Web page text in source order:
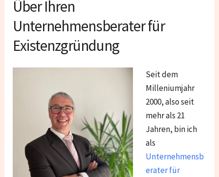
Über Ihren
Unternehmensberater für
Existenzgründung
Seit dem
Milleniumjahr
2000, also seit
mehr als 21
Jahren, bin ich
als
Unternehmensb
erater für